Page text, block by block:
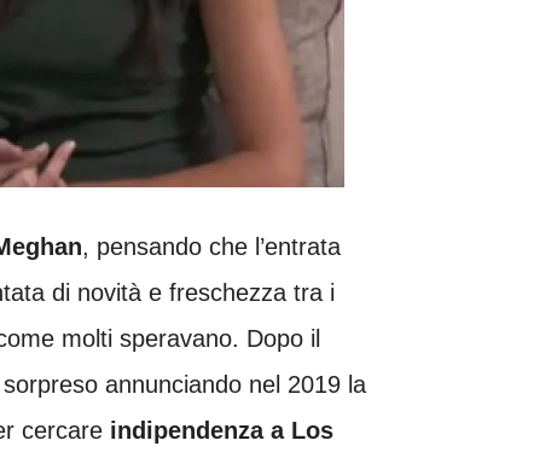
, pensando che l’entrata
di novità e freschezza tra i
molti speravano. Dopo il
annunciando nel 2019 la
cercare indipendenza a Los